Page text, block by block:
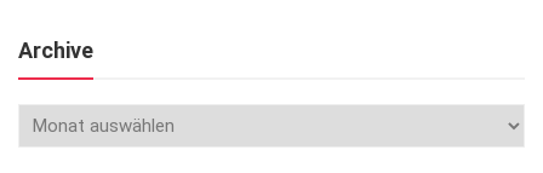
Archive